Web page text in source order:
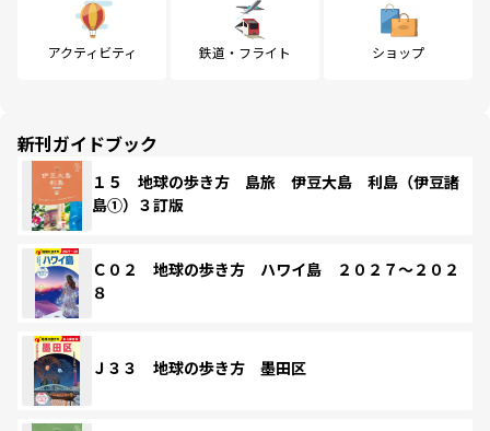
アクティビティ 鉄道・フライト ショップ
新刊ガイドブック
１５ 地球の歩き方 島旅 伊豆大島 利島（伊豆諸
島①）３訂版
Ｃ０２ 地球の歩き方 ハワイ島 ２０２７～２０２
８
Ｊ３３ 地球の歩き方 墨田区